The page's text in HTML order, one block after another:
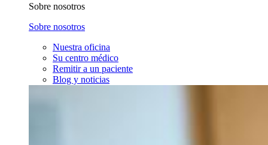
Sobre nosotros
Sobre nosotros
Nuestra oficina
Su centro médico
Remitir a un paciente
Blog y noticias